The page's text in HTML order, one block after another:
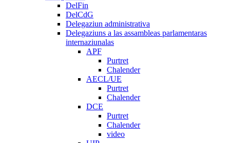
DelFin
DelCdG
Delegaziun administrativa
Delegaziuns a las assambleas parlamentaras
internaziunalas
APF
Purtret
Chalender
AECL/UE
Purtret
Chalender
DCE
Purtret
Chalender
video